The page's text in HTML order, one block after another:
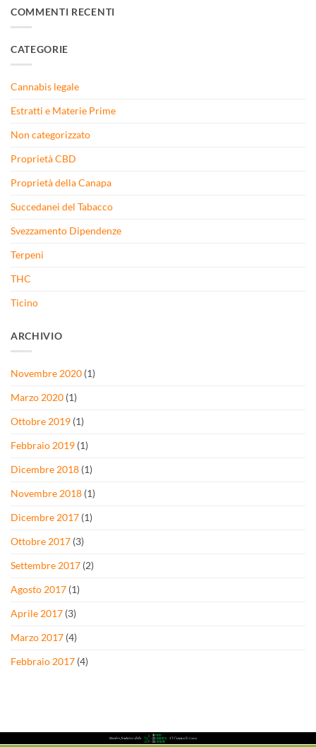
COMMENTI RECENTI
CATEGORIE
Cannabis legale
Estratti e Materie Prime
Non categorizzato
Proprietà CBD
Proprietà della Canapa
Succedanei del Tabacco
Svezzamento Dipendenze
Terpeni
THC
Ticino
ARCHIVIO
Novembre 2020 (1)
Marzo 2020 (1)
Ottobre 2019 (1)
Febbraio 2019 (1)
Dicembre 2018 (1)
Novembre 2018 (1)
Dicembre 2017 (1)
Ottobre 2017 (3)
Settembre 2017 (2)
Agosto 2017 (1)
Aprile 2017 (3)
Marzo 2017 (4)
Febbraio 2017 (4)